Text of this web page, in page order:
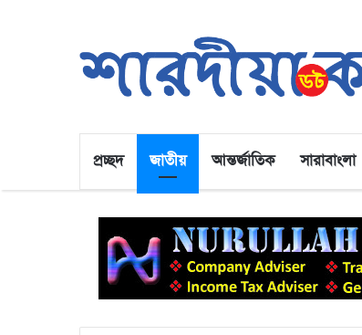
প্রচ্ছদ জাতীয় আন্তর্জাতিক সারাবাংলা